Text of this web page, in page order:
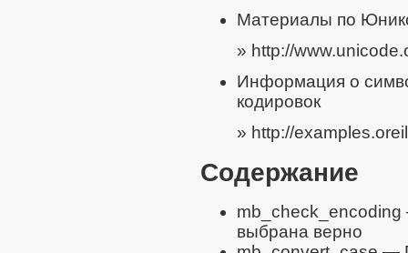
Материалы по
» http://
Информация о
кодировок
» http://
Содержание
mb_check_encoding
выбрана верно